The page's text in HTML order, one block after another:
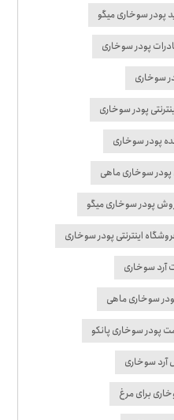
پودر سوخاری میگو
پودر سوخاری
سوخاری
پودر سوخاری
پودر سوخاری
سوخاری ماهی
پودر سوخاری میگو
اینترنتی پودر سوخاری
آرد سوخاری
سوخاری ماهی
پودر سوخاری پانکو
سوخاری
برای مرغ